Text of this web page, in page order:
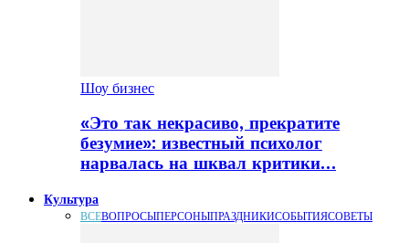
Шоу бизнес
«Это так некрасиво, прекратите
безумие»: известный психолог
нарвалась на шквал критики…
Культура
ВСЕВОПРОСЫПЕРСОНЫПРАЗДНИКИСОБЫТИЯСОВЕТЫ